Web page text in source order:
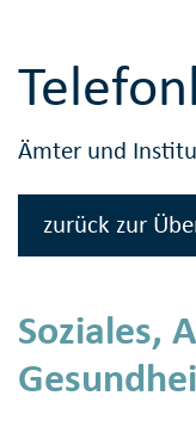
Ämter und
zurück zur
Soziales,